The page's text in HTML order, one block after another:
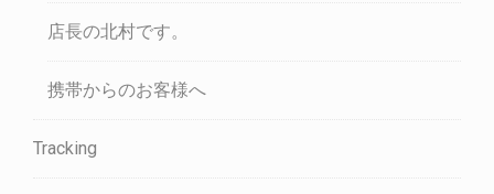
店長の北村です。
携帯からのお客様へ
Tracking